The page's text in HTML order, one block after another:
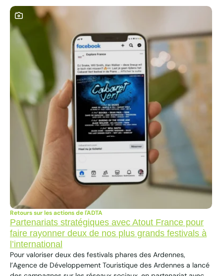
Partenariats stratégiques avec Atout France pour
faire rayonner deux de nos plus grands festivals à
l’international
Retours sur les actions de l'ADTA
Pour valoriser deux des festivals phares des Ardennes,
l’Agence de Développement Touristique des Ardennes a lancé
Ce contenu contient une galerie photo